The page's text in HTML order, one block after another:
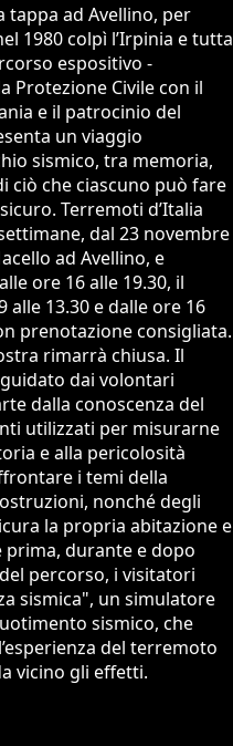
tappa ad Avellino, per
1980 colpì l’Irpinia e tutta
espositivo -
Protezione Civile con il
e il patrocinio del
un viaggio
sismico, tra memoria,
ciò che ciascuno può fare
Terremoti d’Italia
dal 23 novembre
ad Avellino, e
ore 16 alle 19.30, il
alle 13.30 e dalle ore 16
prenotazione consigliata.
rimarrà chiusa. Il
dai volontari
dalla conoscenza del
utilizzati per misurarne
e alla pericolosità
i temi della
nonché degli
la propria abitazione e
durante e dopo
percorso, i visitatori
sismica", un simulatore
sismico, che
del terremoto
vicino gli effetti.